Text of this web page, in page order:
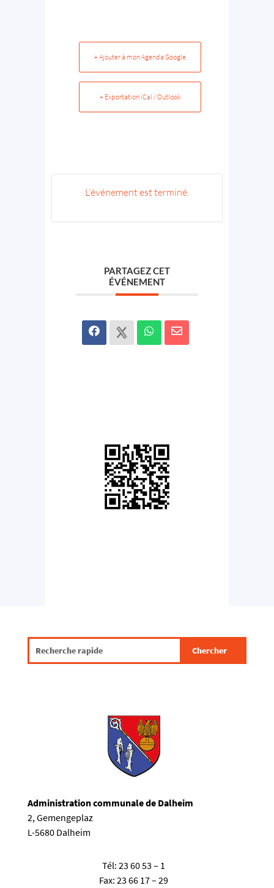
+ Ajouter à mon Agenda Google
+ Exportation iCal / Outlook
L'événement est terminé.
PARTAGEZ CET
ÉVÉNEMENT
Administration communale de Dalheim
2, Gemengeplaz
L-5680 Dalheim
Tél:23 60 53 – 1
Fax:23 66 17 – 29